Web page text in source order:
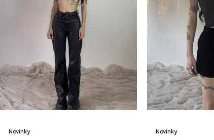
Novinky Novinky